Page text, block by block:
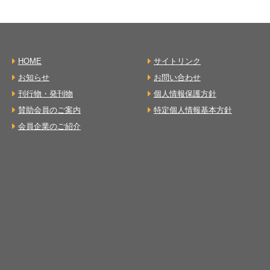
HOME
お知らせ
刊行物・発刊物
賛助会員のご案内
会員企業のご紹介
サイトリンク
お問い合わせ
個人情報保護方針
特定個人情報基本方針